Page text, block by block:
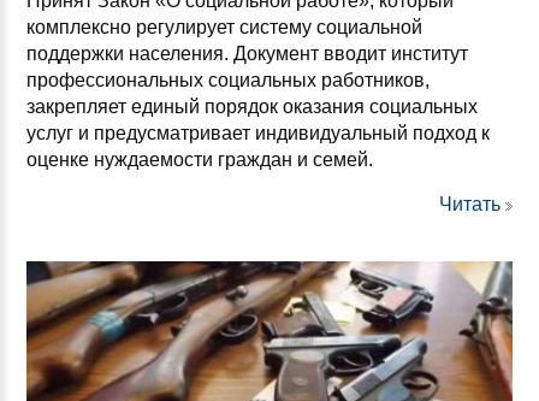
комплексно регулирует систему социальной
поддержки населения. Документ вводит институт
профессиональных социальных работников,
закрепляет единый порядок оказания социальных
услуг и предусматривает индивидуальный подход к
оценке нуждаемости граждан и семей.
Читать